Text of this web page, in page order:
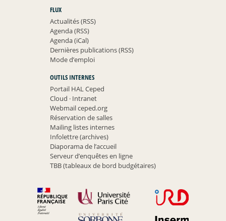
FLUX
Actualités (RSS)
Agenda (RSS)
Agenda (iCal)
Dernières publications (RSS)
Mode d’emploi
OUTILS INTERNES
Portail HAL Ceped
Cloud ·Intranet
Webmail ceped.org
Réservation de salles
Mailing listes internes
Infolettre (archives)
Diaporama de l’accueil
Serveur d’enquêtes en ligne
TBB (tableaux de bord budgétaires)